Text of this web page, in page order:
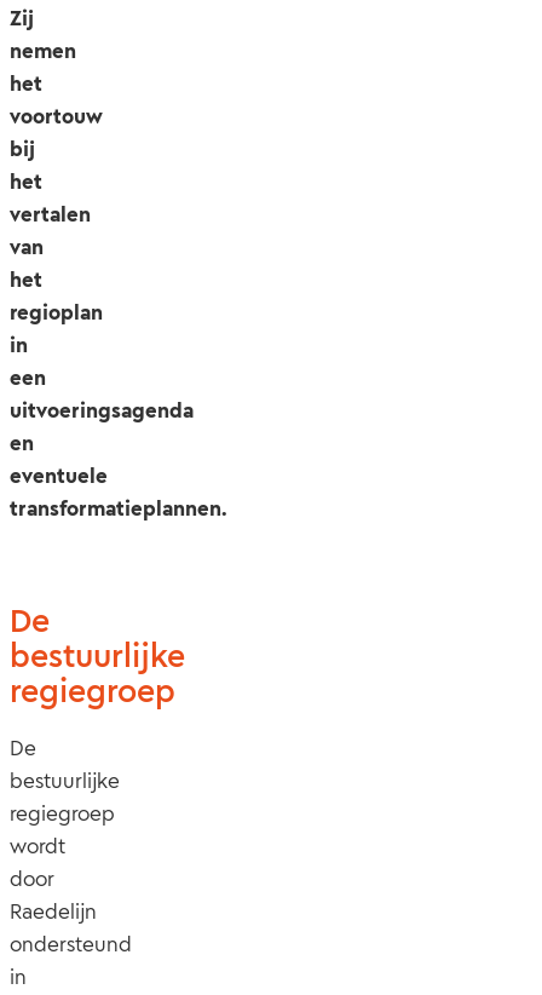
Zij
nemen
het
voortouw
bij
het
vertalen
van
het
regioplan
in
een
uitvoeringsagenda
en
eventuele
transformatieplannen.
De
bestuurlijke
regiegroep
De
bestuurlijke
regiegroep
wordt
door
Raedelijn
ondersteund
in